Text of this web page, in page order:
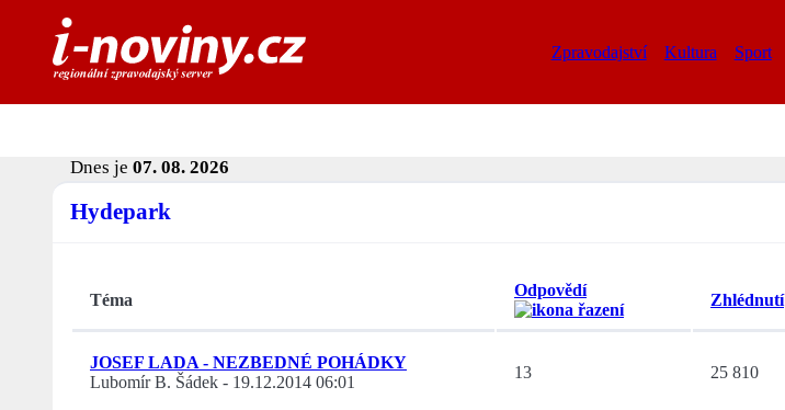
Zpravodajství Kultura Sport
Dnes je 07. 08. 2026
Hydepark
Téma
Odpovědí
Zhlédnutí
JOSEF LADA - NEZBEDNÉ POHÁDKY
Lubomír B. Šádek - 19.12.2014 06:01
13 25 810